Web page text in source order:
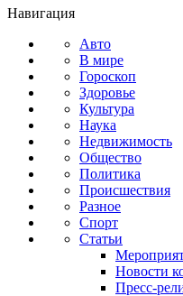
Навигация
Авто
В мире
Гороскоп
Здоровье
Культура
Наука
Недвижимость
Общество
Политика
Происшествия
Разное
Спорт
Статьи
Новости
Пресс-